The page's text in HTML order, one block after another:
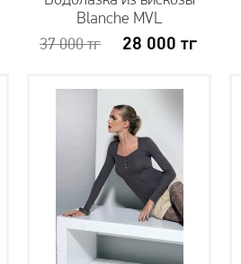
Blanche MVL
37 000тг 28 000 тг